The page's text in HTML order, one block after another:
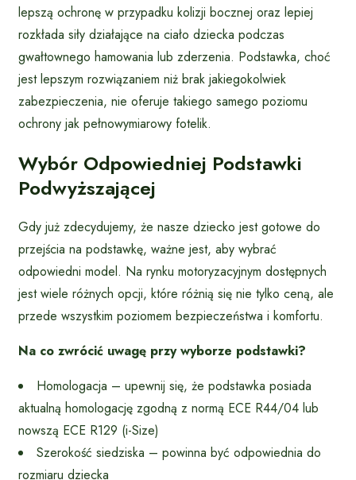
lepszą ochronę w przypadku kolizji bocznej oraz lepiej
rozkłada siły działające na ciało dziecka podczas
gwałtownego hamowania lub zderzenia. Podstawka, choć
jest lepszym rozwiązaniem niż brak jakiegokolwiek
zabezpieczenia, nie oferuje takiego samego poziomu
ochrony jak pełnowymiarowy fotelik.
Wybór Odpowiedniej Podstawki
Podwyższającej
Gdy już zdecydujemy, że nasze dziecko jest gotowe do
przejścia na podstawkę, ważne jest, aby wybrać
odpowiedni model. Na rynku motoryzacyjnym dostępnych
jest wiele różnych opcji, które różnią się nie tylko ceną, ale
przede wszystkim poziomem bezpieczeństwa i komfortu.
Na co zwrócić uwagę przy wyborze podstawki?
Homologacja – upewnij się, że podstawka posiada
aktualną homologację zgodną z normą ECE R44/04 lub
nowszą ECE R129 (i-Size)
Szerokość siedziska – powinna być odpowiednia do
rozmiaru dziecka